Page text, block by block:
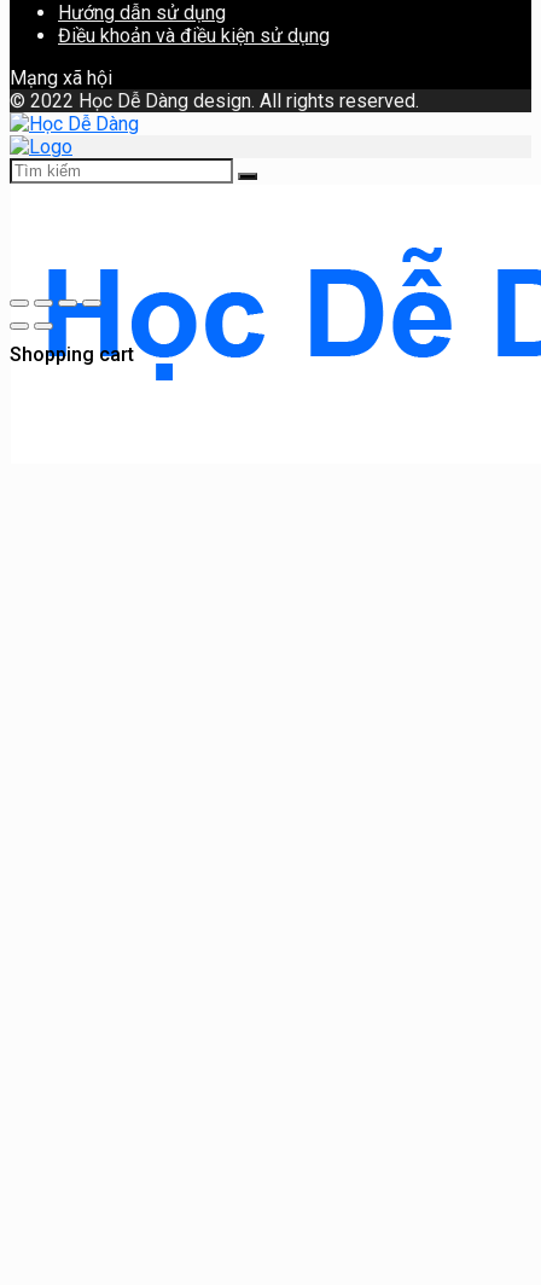
Hướng dẫn sử dụng
Điều khoản và điều kiện sử dụng
Mạng xã hội
© 2022 Học Dễ Dàng design. All rights reserved.
Shopping cart